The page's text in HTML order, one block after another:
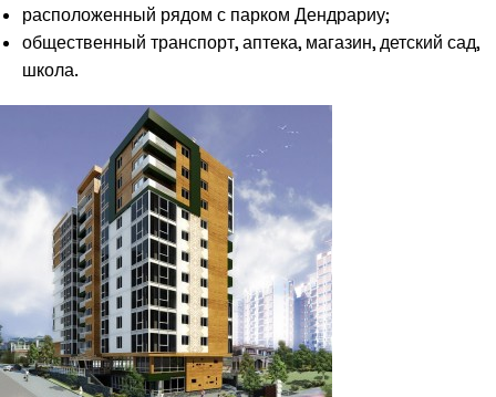
расположенный рядом с парком Дендрариу;
общественный транспорт, аптека, магазин, детский сад,
школа.